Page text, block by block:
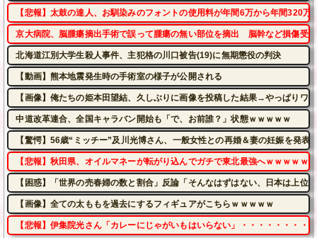
【悲報】太鼓の達人、お馴染みのフォントの使用料が年間6万から年間320万
京大病院、脳腫瘍摘出手術で誤って腫瘍の無い部位を摘出 脳幹など損傷受
北海道江別大学生殺人事件、主犯格の川口被告(19)に無期懲役の判決
【動画】熊本地震発生時の手術室の様子が公開される
【画像】俺たちの姫本田望結、久しぶりに画像を投稿した結果→やっぱりワ
中道改革連合、全国キャラバン開始も「で、お前誰？」状態ｗｗｗｗｗ
【驚愕】56歳“ミッチー”及川光博さん、一般女性との再婚＆妻の妊娠を発表
【悲報】秋田県、オイルマネーが転がり込んでガチで東北最強へｗｗｗｗｗ
【困惑】「世界の売春婦の数と割合」反論「そんなはずはない、日本は上
【画像】全ての太ももを過去にするフィギュアがこちらｗｗｗｗｗ
【悲報】伊集院光さん「カレーにじゃがいもはいらない」・・・・・・・・・